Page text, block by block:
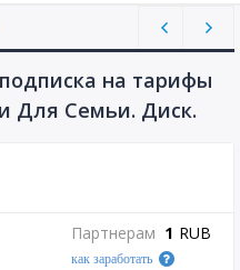
на тарифы
Для Семьи. Диск.
Партнерам 1 RUB
как заработать